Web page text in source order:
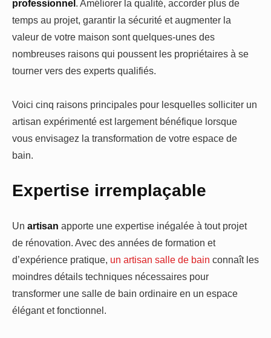
professionnel. Améliorer la qualité, accorder plus de
temps au projet, garantir la sécurité et augmenter la
valeur de votre maison sont quelques-unes des
nombreuses raisons qui poussent les propriétaires à se
tourner vers des experts qualifiés.
Voici cinq raisons principales pour lesquelles solliciter un
artisan expérimenté est largement bénéfique lorsque
vous envisagez la transformation de votre espace de
bain.
Expertise irremplaçable
Un artisan apporte une expertise inégalée à tout projet
de rénovation. Avec des années de formation et
d’expérience pratique, un artisan salle de bain connaît les
moindres détails techniques nécessaires pour
transformer une salle de bain ordinaire en un espace
élégant et fonctionnel.